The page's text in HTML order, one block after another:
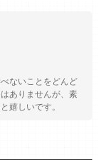
ないことをどんど
ありませんが、素
嬉しいです。